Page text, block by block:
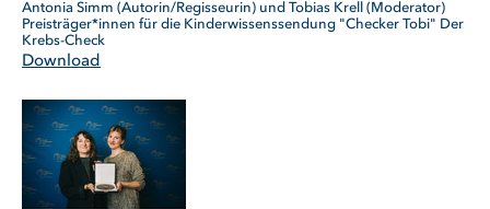
Antonia Simm (Autorin/Regisseurin) und Tobias Krell (Moderator)
Preisträger*innen für die Kinderwissenssendung "Checker Tobi" Der
Krebs-Check
Download